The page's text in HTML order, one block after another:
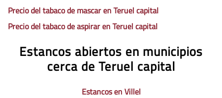
Precio del tabaco de mascar en Teruel capital
Precio del tabaco de aspirar en Teruel capital
Estancos abiertos en municipios
cerca de Teruel capital
Estancos en Villel